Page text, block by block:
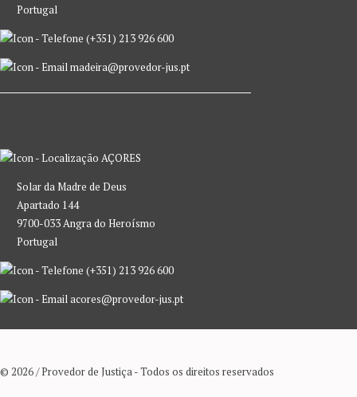
Portugal
(+351) 213 926 600
madeira@provedor-jus.pt
AÇORES
Solar da Madre de Deus
Apartado 144
9700-033 Angra do Heroísmo
Portugal
(+351) 213 926 600
acores@provedor-jus.pt
© 2026 / Provedor de Justiça - Todos os direitos reservados